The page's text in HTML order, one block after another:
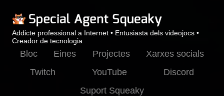
Addicte professional a Internet • Entusiasta dels videojocs •
Creador de tecnologia
Bloc Eines Projectes
Xarxes socials
Twitch
YouTube
Discord
Suport Squeaky